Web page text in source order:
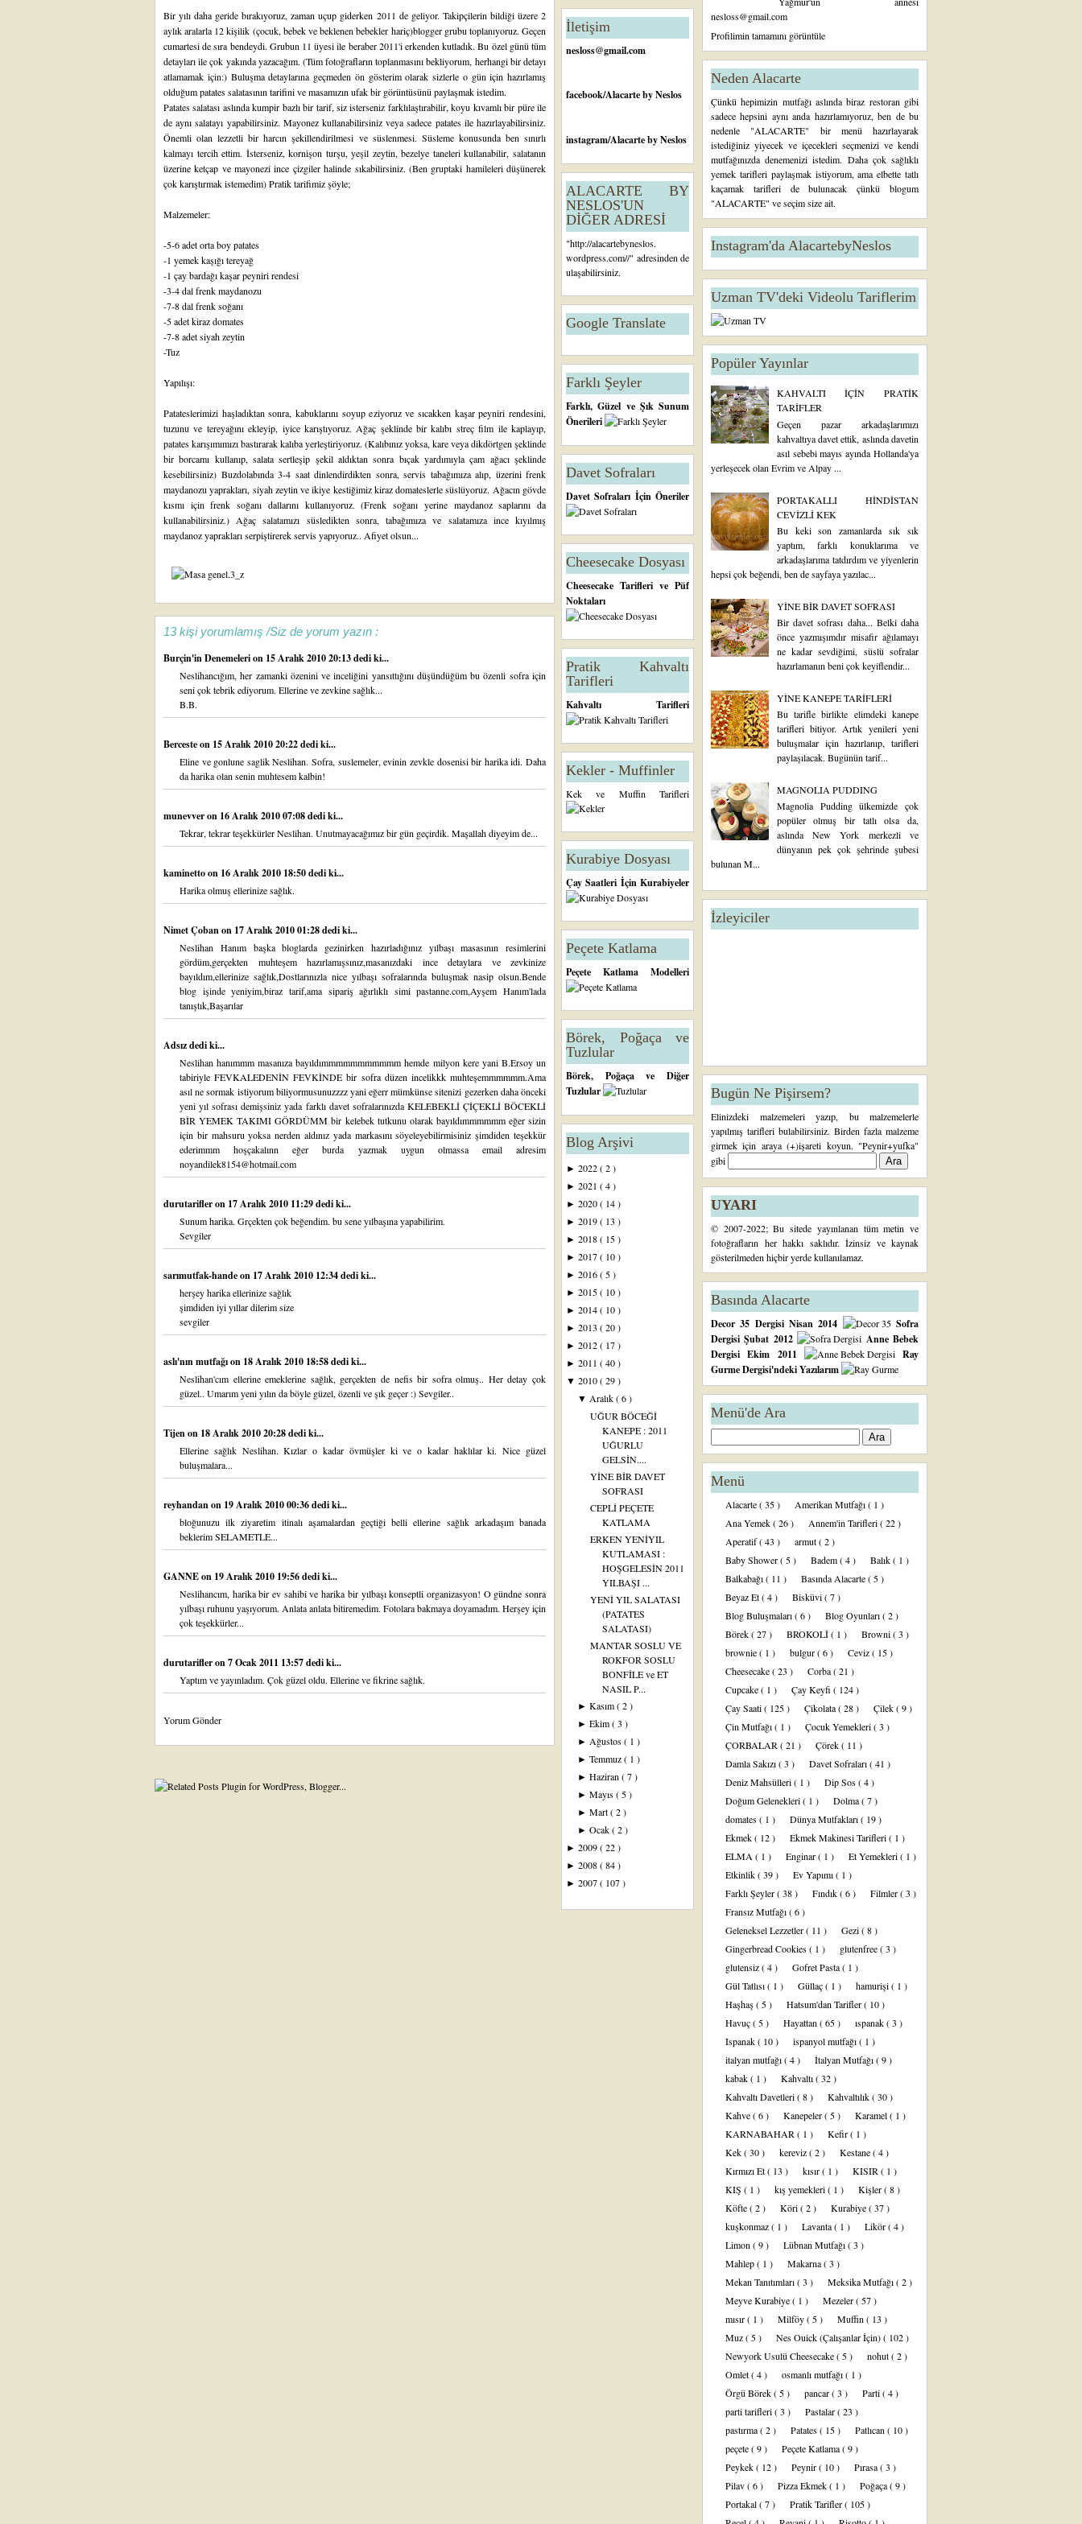
Bir yılı daha geride bırakıyoruz, zaman uçup giderken 2011 de geliyor. Takipçilerin bildiği üzere 2
aylık aralarla 12 kişilik (çocuk, bebek ve beklenen bebekler hariç)blogger grubu toplanıyoruz. Geçen
cumartesi de sıra bendeydi. Grubun 11 üyesi ile beraber 2011'i erkenden kutladık. Bu özel günü tüm
detayları ile çok yakında yazacağım. (Tüm fotoğrafların toplanmasını bekliyorum, herhangi bir detayı
atlamamak için:) Buluşma detaylarına geçmeden ön gösterim olarak sizlerle o gün için hazırlamış
olduğum patates salatasının tarifini ve masamızın ufak bir görüntüsünü paylaşmak istedim.
Patates salatası aslında kumpir bazlı bir tarif, siz isterseniz farklılaştırabilir, koyu kıvamlı bir püre ile
de aynı salatayı yapabilirsiniz. Mayonez kullanabilirsiniz veya sadece patates ile hazırlayabilirsiniz.
Önemli olan lezzetli bir harcın şekillendirilmesi ve süslenmesi. Süsleme konusunda ben sınırlı
kalmayı tercih ettim. İsterseniz, kornişon turşu, yeşil zeytin, bezelye taneleri kullanabilir, salatanın
üzerine ketçap ve mayonezi ince çizgiler halinde sıkabilirsiniz. (Ben gruptaki hamileleri düşünerek
çok karıştırmak istemedim) Pratik tarifimiz şöyle;
Malzemeler:
-5-6 adet orta boy patates
-1 yemek kaşığı tereyağ
-1 çay bardağı kaşar peyniri rendesi
-3-4 dal frenk maydanozu
-7-8 dal frenk soğanı
-5 adet kiraz domates
-7-8 adet siyah zeytin
-Tuz
Yapılışı:
Patateslerimizi haşladıktan sonra, kabuklarını soyup eziyoruz ve sıcakken kaşar peyniri rendesini,
tuzunu ve tereyağını ekleyip, iyice karıştıyoruz. Ağaç şeklinde bir kalıbı streç film ile kaplayıp,
patates karışımımızı bastırarak kalıba yerleştiriyoruz. (Kalıbınız yoksa, kare veya dikdörtgen şeklinde
bir borcamı kullanıp, salata sertleşip şekil aldıktan sonra bıçak yardımıyla çam ağacı şeklinde
kesebilirsiniz) Buzdolabında 3-4 saat dinlendirdikten sonra, servis tabağımıza alıp, üzerini frenk
maydanozu yaprakları, siyah zeytin ve ikiye kestiğimiz kiraz domateslerle süslüyoruz. Ağacın gövde
kısmı için frenk soğanı dallarını kullanıyoruz. (Frenk soğanı yerine maydanoz saplarını da
kullanabilirsiniz.) Ağaç salatamızı süsledikten sonra, tabağımıza ve salatamıza ince kıyılmış
maydanoz yaprakları serpiştirerek servis yapıyoruz.. Afiyet olsun...
13 kişi yorumlamış /Siz de yorum yazın :
Burçin'in Denemelerion 15 Aralık 2010 20:13 dedi ki...
Neslihancığım, her zamanki özenini ve inceliğini yansıttığını düşündüğüm bu özenli sofra için
seni çok tebrik ediyorum. Ellerine ve zevkine sağlık...
B.B.
Bercesteon 15 Aralık 2010 20:22 dedi ki...
Eline ve gonlune saglik Neslihan. Sofra, suslemeler, evinin zevkle dosenisi bir harika idi. Daha
da harika olan senin muhtesem kalbin!
munevveron 16 Aralık 2010 07:08 dedi ki...
Tekrar, tekrar teşekkürler Neslihan. Unutmayacağımız bir gün geçirdik. Maşallah diyeyim de...
kaminettoon 16 Aralık 2010 18:50 dedi ki...
Harika olmuş ellerinize sağlık.
Nimet Çobanon 17 Aralık 2010 01:28 dedi ki...
Neslihan Hanım başka bloglarda gezinirken hazırladığınız yılbaşı masasının resimlerini
gördüm,gerçekten muhteşem hazırlamışsınız,masanızdaki ince detaylara ve zevkinize
bayıldım,ellerinize sağlık,Dostlarınızla nice yılbaşı sofralarında buluşmak nasip olsun.Bende
blog işinde yeniyim,biraz tarif,ama sipariş ağırlıklı simi pastanne.com,Ayşem Hanım'lada
tanıştık,Başarılar
Adsız dedi ki...
Neslihan hanımmm masanıza bayıldımmmmmmmmmmm hemde milyon kere yani B.Ersoy un
tabiriyle FEVKALEDENİN FEVKİNDE bir sofra düzen incelikkk muhteşemmmmmm.Ama
asıl ne sormak istiyorum biliyormusunuzzzz yani eğerr mümkünse sitenizi gezerken daha önceki
yeni yıl sofrası demişsiniz yada farklı davet sofralarınızda KELEBEKLİ ÇİÇEKLİ BÖCEKLİ
BİR YEMEK TAKIMI GÖRDÜMM bir kelebek tutkunu olarak bayıldımmmmmm eğer sizin
için bir mahsuru yoksa nerden aldınız yada markasını söyeleyebilirmisiniz şimdiden teşekkür
ederimmm hoşçakalınn eğer burda yazmak uygun olmassa email adresim
noyandilek8154@hotmail.com
durutarifleron 17 Aralık 2010 11:29 dedi ki...
Sunum harika. Grçekten çok beğendim. bu sene yılbaşına yapabilirim.
Sevgiler
sarımutfak-handeon 17 Aralık 2010 12:34 dedi ki...
herşey harika ellerinize sağlık
şimdiden iyi yıllar dilerim size
sevgiler
aslı'nın mutfağıon 18 Aralık 2010 18:58 dedi ki...
Neslihan'cım ellerine emeklerine sağlık, gerçekten de nefis bir sofra olmuş.. Her detay çok
güzel.. Umarım yeni yılın da böyle güzel, özenli ve şık geçer :) Sevgiler..
Tijenon 18 Aralık 2010 20:28 dedi ki...
Ellerine sağlık Neslihan. Kızlar o kadar övmüşler ki ve o kadar haklılar ki. Nice güzel
buluşmalara...
reyhandanon 19 Aralık 2010 00:36 dedi ki...
bloğunuzu ilk ziyaretim itinalı aşamalardan geçtiği belli ellerine sağlık arkadaşım banada
beklerim SELAMETLE...
GANNEon 19 Aralık 2010 19:56 dedi ki...
Neslihancım, harika bir ev sahibi ve harika bir yılbaşı konseptli organizasyon! O gündne sonra
yılbaşı ruhunu yaşıyorum. Anlata anlata bitiremedim. Fotolara bakmaya doyamadım. Herşey için
çok teşekkürler...
durutarifleron 7 Ocak 2011 13:57 dedi ki...
Yaptım ve yayınladım. Çok güzel oldu. Ellerine ve fikrine sağlık.
Yorum Gönder
İletişim
nesloss@gmail.com
facebook/Alacarte by Neslos
instagram/Alacarte by Neslos
ALACARTE BY
NESLOS'UN
DİĞER ADRESİ
"http://alacartebyneslos.
wordpress.com//" adresinden de
ulaşabilirsiniz.
Google Translate
Farklı Şeyler
Farklı, Güzel ve Şık Sunum
Önerileri
Davet Sofraları
Davet Sofraları İçin Öneriler
Cheesecake Dosyası
Cheesecake Tarifleri ve Püf
Noktaları
Pratik Kahvaltı
Tarifleri
Kahvaltı Tarifleri
Kekler - Muffinler
Kek ve Muffin Tarifleri
Kurabiye Dosyası
Çay Saatleri İçin Kurabiyeler
Peçete Katlama
Peçete Katlama Modelleri
Börek, Poğaça ve
Tuzlular
Börek, Poğaça ve Diğer
Tuzlular
Blog Arşivi
► 2022( 2 )
► 2021 ( 4 )
► 2020( 14 )
► 2019( 13 )
► 2018( 15 )
► 2017( 10 )
► 2016( 5 )
► 2015( 10 )
► 2014( 10 )
► 2013 ( 20 )
► 2012( 17 )
► 2011 ( 40 )
▼ 2010( 29 )
▼Aralık( 6 )
UĞUR BÖCEĞİ
KANEPE : 2011
UĞURLU
GELSİN....
YİNE BİR DAVET
SOFRASI
CEPLİ PEÇETE
KATLAMA
ERKEN YENİYIL
KUTLAMASI :
HOŞGELESİN 2011
YILBAŞI ...
YENİ YIL SALATASI
(PATATES
SALATASI)
MANTAR SOSLU VE
ROKFOR SOSLU
BONFİLE ve ET
NASIL P...
►Kasım( 2 )
►Ekim( 3 )
►Ağustos( 1 )
►Temmuz( 1 )
►Haziran( 7 )
►Mayıs( 5 )
►Mart( 2 )
►Ocak( 2 )
► 2009( 22 )
► 2008( 84 )
► 2007( 107 )
nesloss@gmail.com
Profilimin tamamını görüntüle
Neden Alacarte
Çünkü hepimizin mutfağı aslında biraz restoran gibi
sadece hepsini aynı anda hazırlamıyoruz, ben de bu
nedenle "ALACARTE" bir menü hazırlayarak
istediğiniz yiyecek ve içecekleri seçmenizi ve kendi
mutfağınızda denemenizi istedim. Daha çok sağlıklı
yemek tarifleri paylaşmak istiyorum, ama elbette tatlı
kaçamak tarifleri de bulunacak çünkü blogum
"ALACARTE" ve seçim size ait.
Instagram'da AlacartebyNeslos
Uzman TV'deki Videolu Tariflerim
Popüler Yayınlar
KAHVALTI İÇİN PRATİK
TARİFLER
Geçen pazar arkadaşlarımızı
kahvaltıya davet ettik, aslında davetin
asıl sebebi mayıs ayında Hollanda'ya
yerleşecek olan Evrim ve Alpay ...
PORTAKALLI HİNDİSTAN
CEVİZLİ KEK
Bu keki son zamanlarda sık sık
yaptım, farklı konuklarıma ve
arkadaşlarıma tatdırdım ve yiyenlerin
hepsi çok beğendi, ben de sayfaya yazılac...
YİNE BİR DAVET SOFRASI
Bir davet sofrası daha... Belki daha
önce yazmışımdır misafir ağılamayı
ne kadar sevdiğimi, süslü sofralar
hazırlamanın beni çok keyiflendir...
YİNE KANEPE TARİFLERİ
Bu tarifle birlikte elimdeki kanepe
tarifleri bitiyor. Artık yenileri yeni
buluşmalar için hazırlanıp, tarifleri
paylaşılacak. Bugünün tarif...
MAGNOLIA PUDDING
Magnolia Pudding ülkemizde çok
popüler olmuş bir tatlı olsa da,
aslında New York merkezli ve
dünyanın pek çok şehrinde şubesi
bulunan M...
İzleyiciler
Bugün Ne Pişirsem?
Elinizdeki malzemeleri yazıp, bu malzemelerle
yapılmış tarifleri bulabilirsiniz. Birden fazla malzeme
girmek için araya (+)işareti koyun. "Peynir+yufka"
gibi
UYARI
© 2007-2022; Bu sitede yayınlanan tüm metin ve
fotoğrafların her hakkı saklıdır. İzinsiz ve kaynak
gösterilmeden hiçbir yerde kullanılamaz.
Basında Alacarte
Decor 35 Dergisi Nisan 2014
Sofra
Dergisi Şubat 2012
Anne Bebek
Dergisi Ekim 2011
Ray
Gurme Dergisi'ndeki Yazılarım
Menü'de Ara
Menü
Alacarte( 35 ) Amerikan Mutfağı( 1 )
Ana Yemek( 26 ) Annem'in Tarifleri( 22 )
Aperatif( 43 ) armut( 2 )
Baby Shower( 5 ) Badem( 4 ) Balık( 1 )
Balkabağı( 11 ) Basında Alacarte( 5 )
Beyaz Et( 4 ) Bisküvi( 7 )
Blog Buluşmaları( 6 ) Blog Oyunları( 2 )
Börek( 27 ) BROKOLİ( 1 ) Browni( 3 )
brownie( 1 ) bulgur( 6 ) Ceviz( 15 )
Cheesecake( 23 ) Corba( 21 )
Cupcake( 1 ) Çay Keyfi ( 124 )
Çay Saati( 125 ) Çikolata( 28 ) Çilek( 9 )
Çin Mutfağı( 1 ) Çocuk Yemekleri( 3 )
ÇORBALAR ( 21 ) Çörek( 11 )
Damla Sakızı( 3 ) Davet Sofraları( 41 )
Deniz Mahsülleri( 1 ) Dip Sos( 4 )
Doğum Gelenekleri( 1 ) Dolma( 7 )
domates( 1 ) Dünya Mutfakları( 19 )
Ekmek( 12 ) Ekmek Makinesi Tarifleri( 1 )
ELMA ( 1 ) Enginar( 1 ) Et Yemekleri( 1 )
Etkinlik( 39 ) Ev Yapımı( 1 )
Farklı Şeyler( 38 ) Fındık( 6 ) Filmler( 3 )
Fransız Mutfağı( 6 )
Geleneksel Lezzetler( 11 ) Gezi( 8 )
Gingerbread Cookies( 1 ) glutenfree( 3 )
glutensiz( 4 ) Gofret Pasta( 1 )
Gül Tatlısı( 1 ) Güllaç( 1 ) hamurişi( 1 )
Haşhaş( 5 ) Hatsum'dan Tarifler( 10 )
Havuç( 5 ) Hayattan ( 65 ) ıspanak( 3 )
Ispanak( 10 ) ispanyol mutfağı( 1 )
italyan mutfağı( 4 ) İtalyan Mutfağı( 9 )
kabak( 1 ) Kahvaltı( 32 )
Kahvaltı Davetleri( 8 ) Kahvaltılık( 30 )
Kahve( 6 ) Kanepeler( 5 ) Karamel( 1 )
KARNABAHAR ( 1 ) Kefir( 1 )
Kek( 30 ) kereviz( 2 ) Kestane( 4 )
Kırmızı Et( 13 ) kısır( 1 ) KISIR ( 1 )
KIŞ ( 1 ) kış yemekleri( 1 ) Kişler( 8 )
Köfte( 2 ) Köri( 2 ) Kurabiye( 37 )
kuşkonmaz( 1 ) Lavanta( 1 ) Likör( 4 )
Limon ( 9 ) Lübnan Mutfağı( 3 )
Mahlep( 1 ) Makarna( 3 )
Mekan Tanıtımları( 3 ) Meksika Mutfağı( 2 )
Meyve Kurabiye( 1 ) Mezeler( 57 )
mısır( 1 ) Milföy( 5 ) Muffin ( 13 )
Muz( 5 ) Nes Ouick (Çalışanlar İçin)( 102 )
Newyork Usulü Cheesecake( 5 ) nohut( 2 )
Omlet( 4 ) osmanlı mutfağı( 1 )
Örgü Börek( 5 ) pancar( 3 ) Parti( 4 )
parti tarifleri( 3 ) Pastalar( 23 )
pastırma( 2 ) Patates( 15 ) Patlıcan ( 10 )
peçete( 9 ) Peçete Katlama( 9 )
Peykek( 12 ) Peynir( 10 ) Pırasa( 3 )
Pilav( 6 ) Pizza Ekmek( 1 ) Poğaça( 9 )
Portakal( 7 ) Pratik Tarifler( 105 )